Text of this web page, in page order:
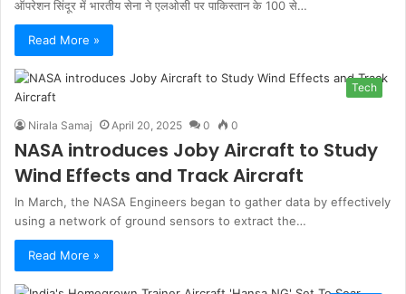
ऑपरेशन सिंदूर में भारतीय सेना ने एलओसी पर पाकिस्तान के 100 से…
Read More »
Tech
Nirala Samaj April 20, 2025 0 0
NASA introduces Joby Aircraft to Study
Wind Effects and Track Aircraft
In March, the NASA Engineers began to gather data by effectively
using a network of ground sensors to extract the…
Read More »